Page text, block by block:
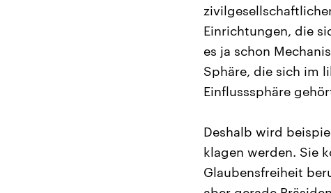
Einrichtungen, die
es ja schon
Sphäre, die sich im
Einflusssphäre
Deshalb wird
klagen werden. Sie
Glaubensfreiheit